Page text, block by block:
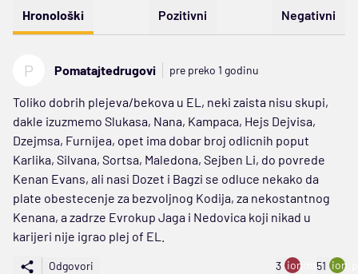
Hronološki Pozitivni Negativni
P Pomatajtedrugovi pre preko 1 godinu
Toliko dobrih plejeva/bekova u EL, neki zaista nisu skupi,
dakle izuzmemo Slukasa, Nana, Kampaca, Hejs Dejvisa,
Dzejmsa, Furnijea, opet ima dobar broj odlicnih poput
Karlika, Silvana, Sortsa, Maledona, Sejben Li, do povrede
Kenan Evans, ali nasi Dozet i Bagzi se odluce nekako da
plate obestecenje za bezvoljnog Kodija, za nekostantnog
Kenana, a zadrze Evrokup Jaga i Nedovica koji nikad u
karijeri nije igrao plej of EL.
Odgovori 3 ion:minus
51